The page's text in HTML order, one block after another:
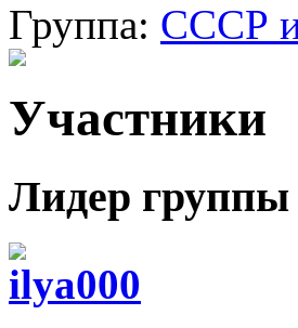
Группа: СССР и
Участники
Лидер группы
ilya000